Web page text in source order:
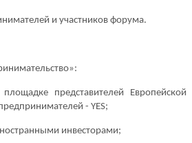
и участников форума.
представителей Европейской
- YES;
инвесторами;